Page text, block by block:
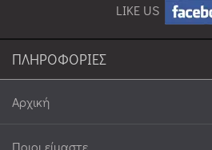
LIKE US
ΠΛΗΡΟΦΟΡΙΕΣ
Αρχική
Ποιοι είμαστε